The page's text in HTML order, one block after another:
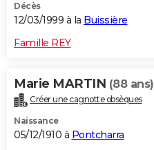
Décès
12/03/1999 à la Buissière
Famille REY
Marie MARTIN (88 ans)
Créer une cagnotte obsèques
Naissance
05/12/1910 à Pontcharra